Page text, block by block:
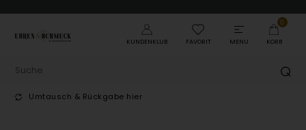
KUNDENKLUB FAVORIT MENU
0
KORB
Umtausch & Rückgabe hier